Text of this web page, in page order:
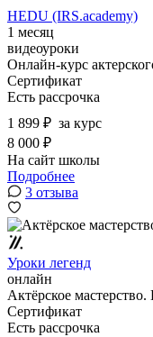
HEDU (IRS.academy)
1 месяц
видеоуроки
Онлайн-курс
Сертификат
Есть рассрочка
1 899 ₽ за курс
8 000 ₽
На сайт школы
Подробнее
3 отзыва
Уроки легенд
онлайн
Актёрское
Сертификат
Есть рассрочка